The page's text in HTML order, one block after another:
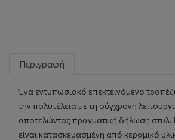
Περιγραφή
Ένα εντυπωσιακό επεκτεινόμενο
την πολυτέλεια με τη σύγχρονη
αποτελώντας πραγματική δήλωση στυλ.
είναι κατασκευασμένη από κεραμικό